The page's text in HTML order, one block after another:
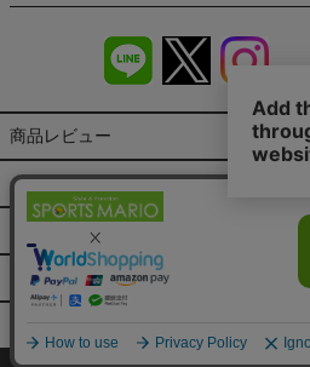
商品レビュー
会社概要（HP）
特定商取引法に基づく表示
©SPORTSMARIO Co.,Ltd.